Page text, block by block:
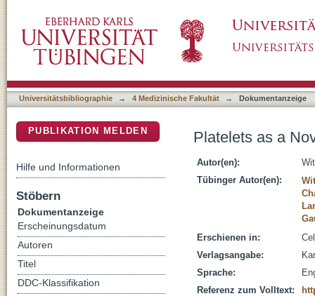
Universitätsbibliographie → 4 Medizinische Fakultät → Dokumentanzeige
Platelets as a
Autor(en):
Tübinger Autor(en):
Erschienen in:
Verlagsangabe:
Sprache:
Referenz zum Volltext:
PUBLIKATION MELDEN
Hilfe und Informationen
Stöbern
Dokumentanzeige
Erscheinungsdatum
Autoren
Titel
DDC-Klassifikation